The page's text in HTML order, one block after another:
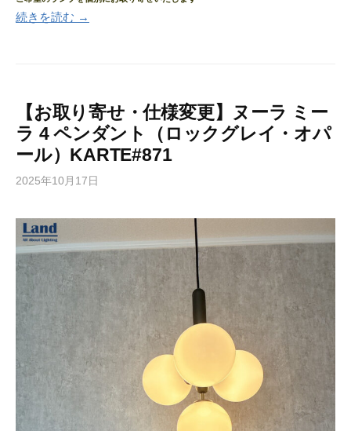
続きを読む →
【お取り寄せ・仕様変更】ヌーラ ミー
ラ 4 ペンダント（ロックグレイ・オパ
ール）KARTE#871
2025年10月17日